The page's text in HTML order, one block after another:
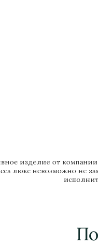
изделие от
люкс невозможно не